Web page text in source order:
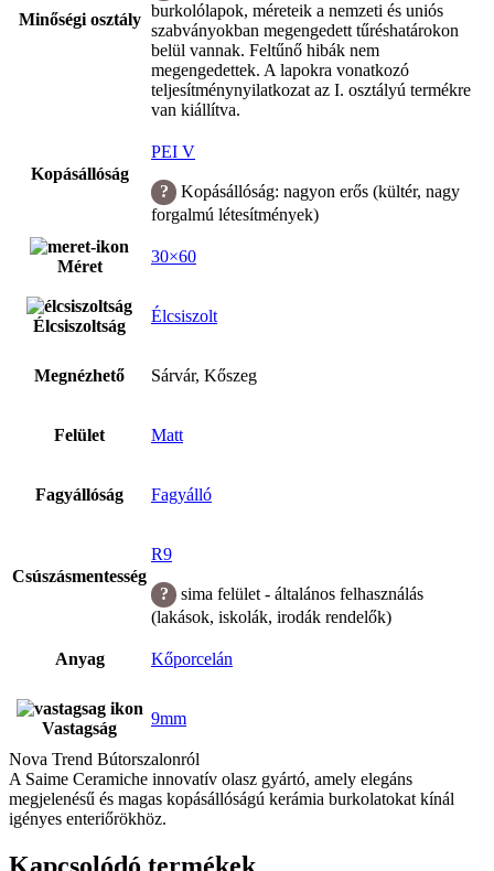
Minőségi osztály burkolólapok, méreteik a nemzeti és uniós
szabványokban megengedett tűréshatárokon
belül vannak. Feltűnő hibák nem
megengedettek. A lapokra vonatkozó
teljesítménynyilatkozat az I. osztályú termékre
van kiállítva.
Kopásállóság
PEI V
Kopásállóság: nagyon erős (kültér, nagy
forgalmú létesítmények)
Méret
30×60
Élcsiszoltság
Élcsiszolt
Megnézhető Sárvár, Kőszeg
Felület Matt
Fagyállóság Fagyálló
Csúszásmentesség
R9
sima felület - általános felhasználás
(lakások, iskolák, irodák rendelők)
Anyag Kőporcelán
Vastagság
9mm
Nova Trend Bútorszalonról
A Saime Ceramiche innovatív olasz gyártó, amely elegáns
megjelenésű és magas kopásállóságú kerámia burkolatokat kínál
igényes enteriőrökhöz.
Kapcsolódó termékek